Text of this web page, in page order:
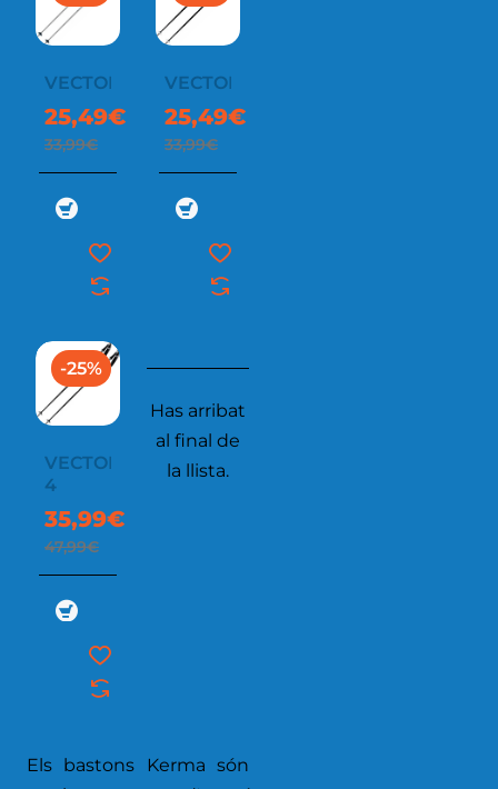
VECTOR
25,49€
33,99€
VECTOR
25,49€
33,99€
-25%
VECTOR
4
35,99€
47,99€
Has arribat
al final de
la llista.
Els bastons Kerma són